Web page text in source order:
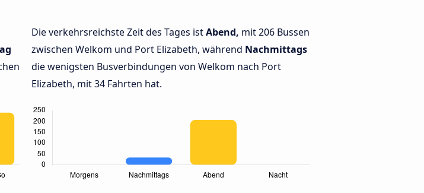
Die verkehrsreichste Zeit des Tages istAbend, mit 206 Bussen
zwischen Welkom und Port Elizabeth, während Nachmittags
die wenigsten Busverbindungen von Welkom nach Port
Elizabeth, mit 34 Fahrten hat.